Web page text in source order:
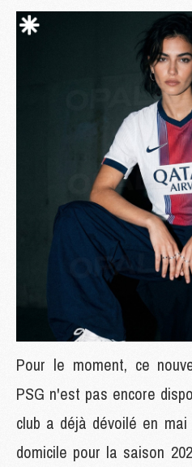
Pour le moment, ce
PSG n'est pas encore
club a déjà dévoilé en
domicile pour la saison